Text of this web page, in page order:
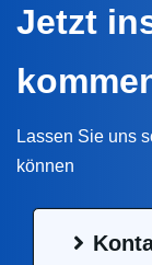
Jetzt
Lassen Sie uns
können